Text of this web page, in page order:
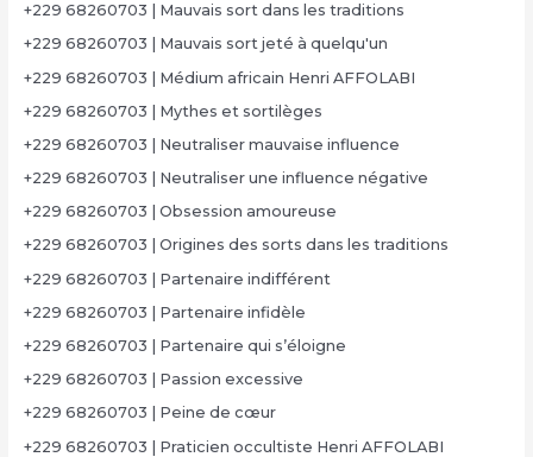
+229 68260703 | Mauvais sort dans les traditions
+229 68260703 | Mauvais sort jeté à quelqu'un
+229 68260703 | Médium africain Henri AFFOLABI
+229 68260703 | Mythes et sortilèges
+229 68260703 | Neutraliser mauvaise influence
+229 68260703 | Neutraliser une influence négative
+229 68260703 | Obsession amoureuse
+229 68260703 | Origines des sorts dans les traditions
+229 68260703 | Partenaire indifférent
+229 68260703 | Partenaire infidèle
+229 68260703 | Partenaire qui s’éloigne
+229 68260703 | Passion excessive
+229 68260703 | Peine de cœur
+229 68260703 | Praticien occultiste Henri AFFOLABI